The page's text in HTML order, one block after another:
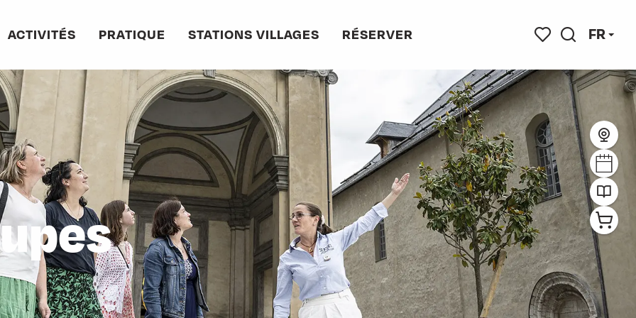
FR
ACTIVITÉS PRATIQUE STATIONS VILLAGES RÉSERVER